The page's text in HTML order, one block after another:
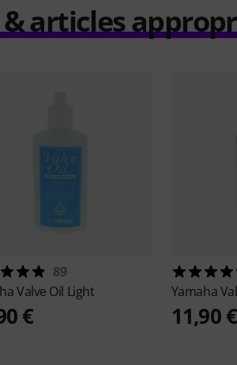
articles
89
Valve Oil Light
€
Yamaha
11,90 €